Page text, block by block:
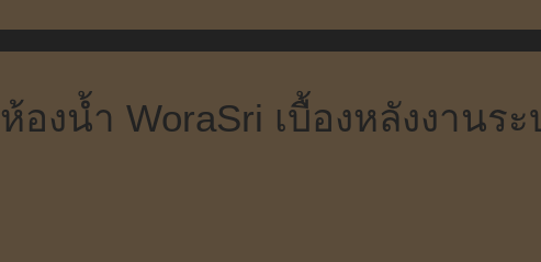
องน้ำ WoraSri เบื้องหลังงาน